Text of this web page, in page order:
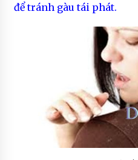
để tránh gàu tái phát.